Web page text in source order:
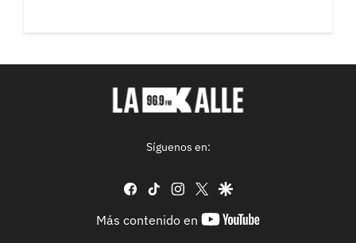
Síguenos en:
facebook
tiktok instagram
twittergoogle
Más contenido en
youtube-